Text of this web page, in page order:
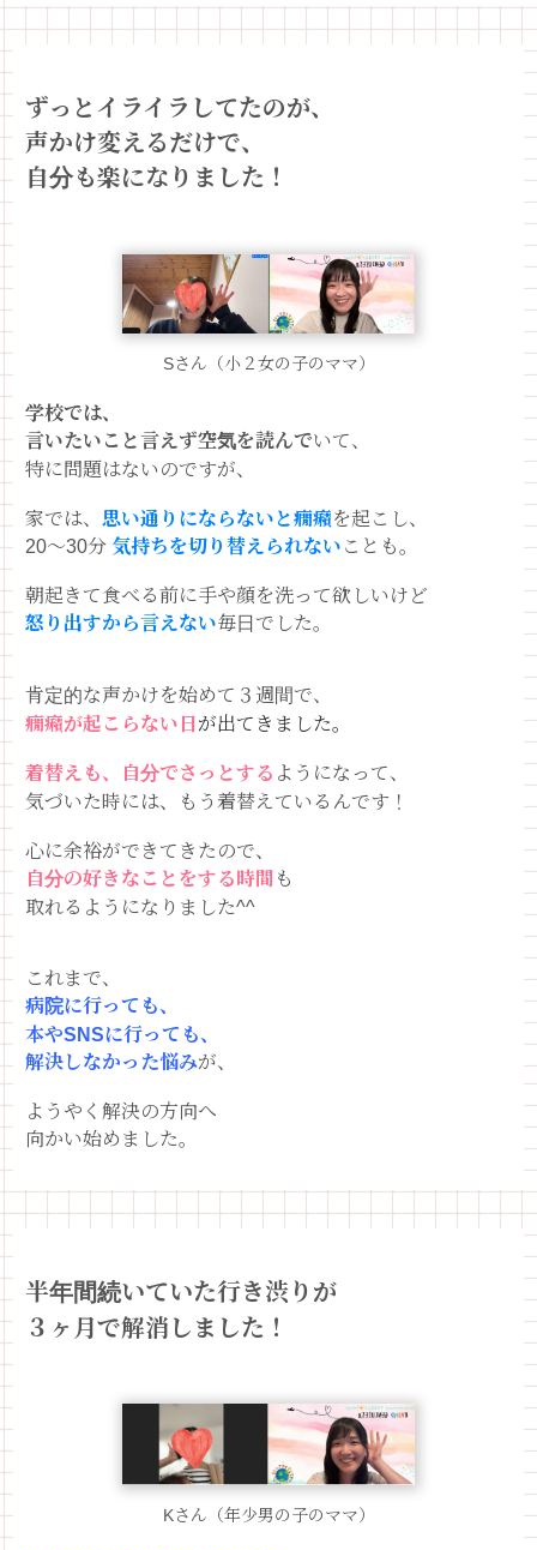
ずっとイライラしてたのが、
声かけ変えるだけで、
自分も楽になりました！
Sさん（小２女の子のママ）
学校では、
言いたいこと言えず空気を読んでいて、
特に問題はないのですが、
家では、 思い通りにならないと癇癪を起こし、
20〜30分 気持ちを切り替えられない ことも。
朝起きて食べる前に手や顔を洗って欲しいけど
怒り出すから言えない毎日でした。
肯定的な声かけを始めて３週間で、
癇癪が起こらない日が出てきました。
着替えも、自分でさっとする ようになって、
気づいた時には、もう着替えているんです！
心に余裕ができてきたので、
自分の好きなことをする時間 も
取れるようになりました^^
これまで、
病院に行っても、
本やSNSに行っても、
解決しなかった悩みが、
ようやく解決の方向へ
向かい始めました。
半年間続いていた行き渋りが
３ヶ月で解消しました！
Kさん（年少男の子のママ）